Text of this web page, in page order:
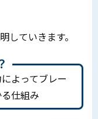
していきます。
よってブレー
仕組み